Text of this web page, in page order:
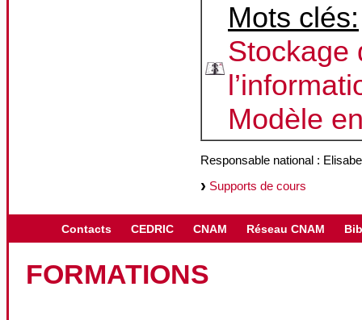
Mots clés:
Stockage
Modèle
Responsable national :
Supports de cours
Contacts CEDRIC CNAM Réseau CNAM
FORMATIONS